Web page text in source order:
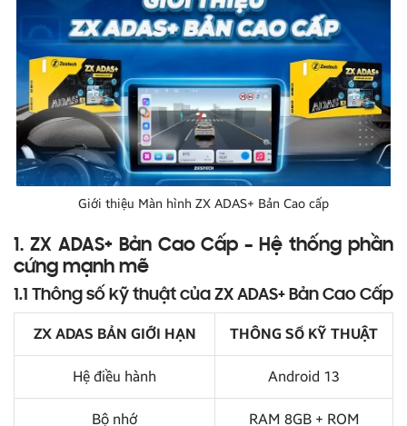
Giới thiệu Màn hình ZX ADAS+ Bản Cao cấp
1. ZX ADAS+ Bản Cao Cấp – Hệ thống phần
cứng mạnh mẽ
1.1 Thông số kỹ thuật của ZX ADAS+ Bản Cao Cấp
ZX ADAS BẢN GIỚI HẠN THÔNG SỐ KỸ THUẬT
Hệ điều hành Android 13
Bộ nhớ
RAM 8GB + ROM